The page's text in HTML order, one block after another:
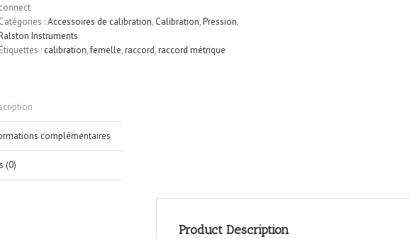
:Accessoires de calibration, Calibration,Pression,
Instruments
: calibration,femelle,raccord,raccord métrique
complémentaires
(0)
Product Description